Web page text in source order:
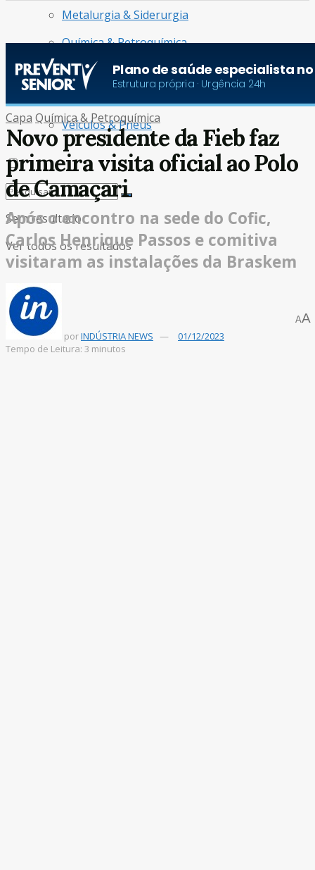
Metalurgia & Siderurgia
Química & Petroquímica
Radar de Oportunidades
Veículos & Pneus
Sem resultado
Ver todos os resultados
Capa Química & Petroquímica
Novo presidente da Fieb faz
primeira visita oficial ao Polo
de Camaçari
Após o encontro na sede do Cofic,
Carlos Henrique Passos e comitiva
visitaram as instalações da Braskem
porINDÚSTRIA NEWS
01/12/2023
Tempo de Leitura: 3 minutos
AA